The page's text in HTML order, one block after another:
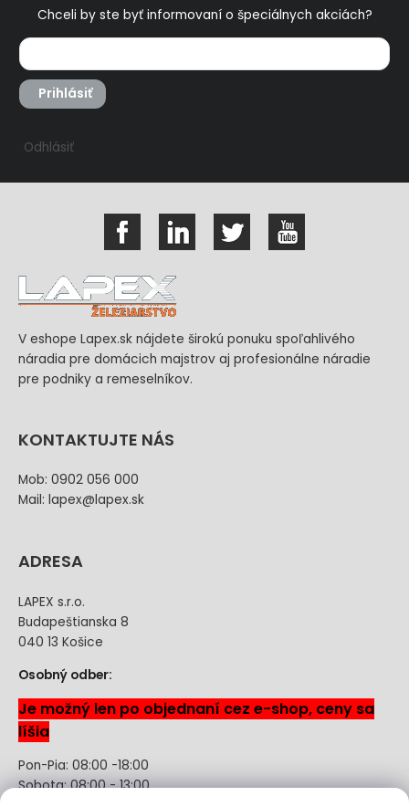
Chceli by ste byť informovaní o špeciálnych akciách?
Prihlásiť
Odhlásiť
V eshope Lapex.sk nájdete širokú ponuku spoľahlivého
náradia pre domácich majstrov aj profesionálne náradie
pre podniky a remeselníkov.
KONTAKTUJTE NÁS
Mob: 0902 056 000
Mail: lapex@lapex.sk
ADRESA
LAPEX s.r.o.
Budapeštianska 8
040 13 Košice
Osobný odber:
Je možný len po objednaní cez e-shop, ceny sa
líšia
Pon-Pia: 08:00 -18:00
Sobota: 08:00 - 13:00